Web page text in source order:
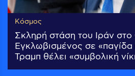
Κόσμος
Σκληρή στάση του Ιράν
Εγκλωβισμένος σε
Τραμπ θέλει «συμβολική